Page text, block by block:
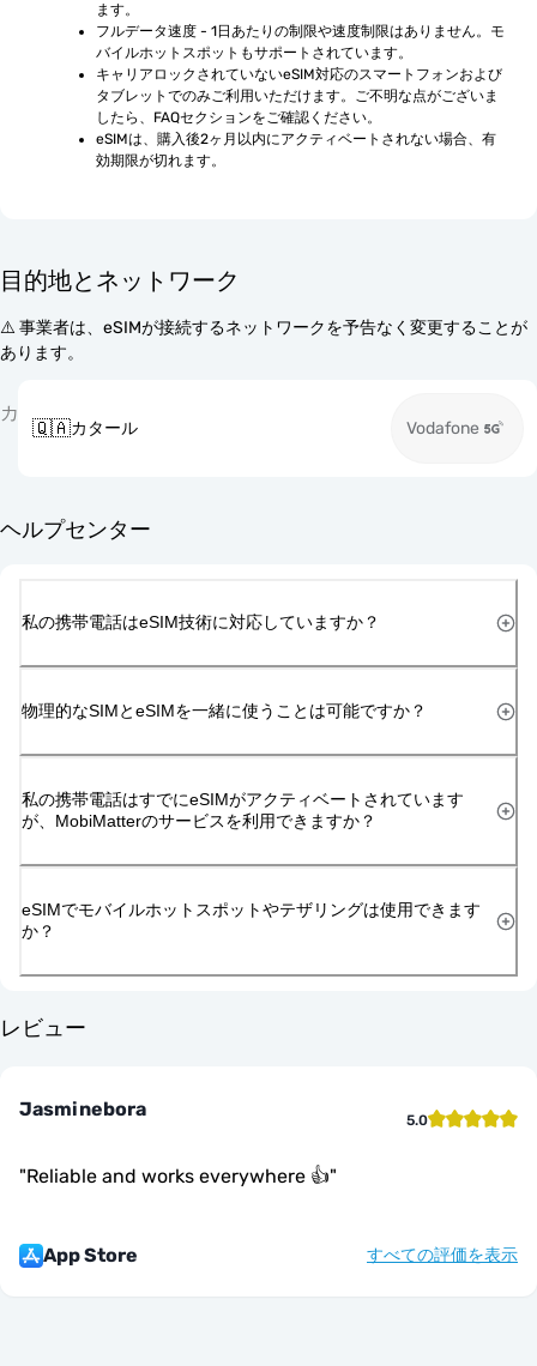
ます。
フルデータ速度 - 1日あたりの制限や速度制限はありません。モ
バイルホットスポットもサポートされています。
キャリアロックされていないeSIM対応のスマートフォンおよび
タブレットでのみご利用いただけます。ご不明な点がございま
したら、FAQセクションをご確認ください。
eSIMは、購入後2ヶ月以内にアクティベートされない場合、有
効期限が切れます。
目的地とネットワーク
⚠️ 事業者は、eSIMが接続するネットワークを予告なく変更することが
あります。
カ
🇶🇦カタール Vodafone
ヘルプセンター
私の携帯電話はeSIM技術に対応していますか？
物理的なSIMとeSIMを一緒に使うことは可能ですか？
私の携帯電話はすでにeSIMがアクティベートされています
が、MobiMatterのサービスを利用できますか？
eSIMでモバイルホットスポットやテザリングは使用できます
か？
レビュー
Jasminebora 5.0
"Reliable and works everywhere 👍"
App Store すべての評価を表示